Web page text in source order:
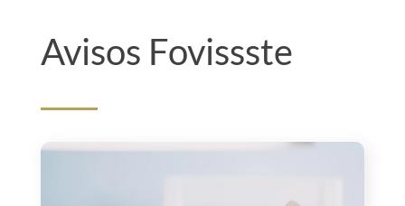
Avisos Fovissste